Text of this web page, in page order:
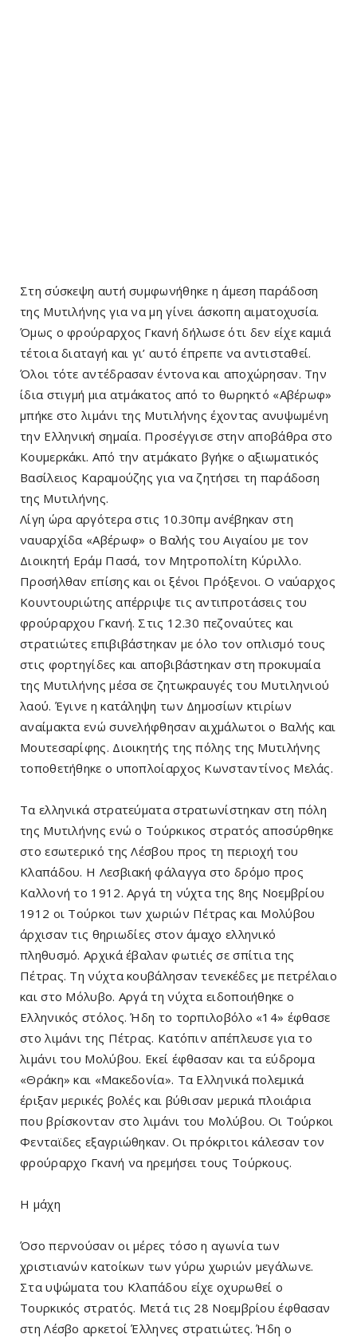
Στη σύσκεψη αυτή συμφωνήθηκε η άμεση παράδοση
της Μυτιλήνης για να μη γίνει άσκοπη αιματοχυσία.
Όμως ο φρούραρχος Γκανή δήλωσε ότι δεν είχε καμιά
τέτοια διαταγή και γι’ αυτό έπρεπε να αντισταθεί.
Όλοι τότε αντέδρασαν έντονα και αποχώρησαν. Την
ίδια στιγμή μια ατμάκατος από το θωρηκτό «Αβέρωφ»
μπήκε στο λιμάνι της Μυτιλήνης έχοντας ανυψωμένη
την Ελληνική σημαία. Προσέγγισε στην αποβάθρα στο
Κουμερκάκι. Από την ατμάκατο βγήκε ο αξιωματικός
Βασίλειος Καραμούζης για να ζητήσει τη παράδοση
της Μυτιλήνης.
Λίγη ώρα αργότερα στις 10.30πμ ανέβηκαν στη
ναυαρχίδα «Αβέρωφ» ο Βαλής του Αιγαίου με τον
Διοικητή Εράμ Πασά, τον Μητροπολίτη Κύριλλο.
Προσήλθαν επίσης και οι ξένοι Πρόξενοι. Ο ναύαρχος
Κουντουριώτης απέρριψε τις αντιπροτάσεις του
φρούραρχου Γκανή. Στις 12.30 πεζοναύτες και
στρατιώτες επιβιβάστηκαν με όλο τον οπλισμό τους
στις φορτηγίδες και αποβιβάστηκαν στη προκυμαία
της Μυτιλήνης μέσα σε ζητωκραυγές του Μυτιληνιού
λαού. Έγινε η κατάληψη των Δημοσίων κτιρίων
αναίμακτα ενώ συνελήφθησαν αιχμάλωτοι ο Βαλής και
Μουτεσαρίφης. Διοικητής της πόλης της Μυτιλήνης
τοποθετήθηκε ο υποπλοίαρχος Κωνσταντίνος Μελάς.
Τα ελληνικά στρατεύματα στρατωνίστηκαν στη πόλη
της Μυτιλήνης ενώ ο Τούρκικος στρατός αποσύρθηκε
στο εσωτερικό της Λέσβου προς τη περιοχή του
Κλαπάδου. Η Λεσβιακή φάλαγγα στο δρόμο προς
Καλλονή το 1912. Αργά τη νύχτα της 8ης Νοεμβρίου
1912 οι Τούρκοι των χωριών Πέτρας και Μολύβου
άρχισαν τις θηριωδίες στον άμαχο ελληνικό
πληθυσμό. Αρχικά έβαλαν φωτιές σε σπίτια της
Πέτρας. Τη νύχτα κουβάλησαν τενεκέδες με πετρέλαιο
και στο Μόλυβο. Αργά τη νύχτα ειδοποιήθηκε ο
Ελληνικός στόλος. Ήδη το τορπιλοβόλο «14» έφθασε
στο λιμάνι της Πέτρας. Κατόπιν απέπλευσε για το
λιμάνι του Μολύβου. Εκεί έφθασαν και τα εύδρομα
«Θράκη» και «Μακεδονία». Τα Ελληνικά πολεμικά
έριξαν μερικές βολές και βύθισαν μερικά πλοιάρια
που βρίσκονταν στο λιμάνι του Μολύβου. Οι Τούρκοι
Φενταϊδες εξαγριώθηκαν. Οι πρόκριτοι κάλεσαν τον
φρούραρχο Γκανή να ηρεμήσει τους Τούρκους.
Η μάχη
Όσο περνούσαν οι μέρες τόσο η αγωνία των
χριστιανών κατοίκων των γύρω χωριών μεγάλωνε.
Στα υψώματα του Κλαπάδου είχε οχυρωθεί ο
Τουρκικός στρατός. Μετά τις 28 Νοεμβρίου έφθασαν
στη Λέσβο αρκετοί Έλληνες στρατιώτες. Ήδη ο